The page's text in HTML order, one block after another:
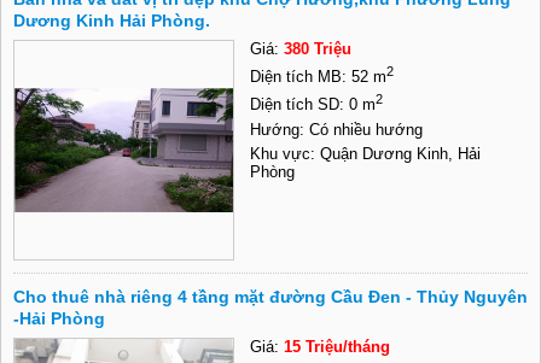
Dương Kinh Hải Phòng.
Giá: 380 Triệu
Diện tích MB: 52 m2
Diện tích SD: 0 m2
Hướng: Có nhiều hướng
Khu vực: Quận Dương Kinh, Hải
Phòng
Cho thuê nhà riêng 4 tầng mặt đường Cầu Đen - Thủy Nguyên
-Hải Phòng
Giá: 15 Triệu/tháng